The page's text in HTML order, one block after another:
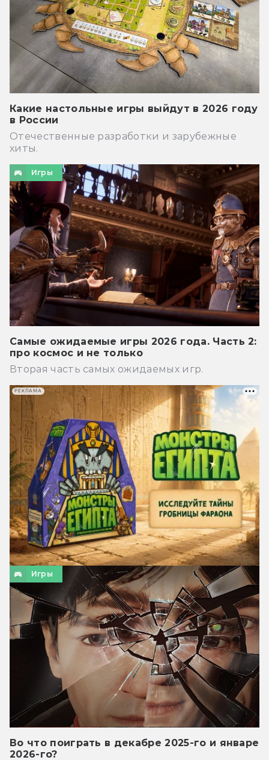
Какие настольные игры выйдут в 2026 году
в России
Отечественные разработки и зарубежные
хиты.
Игры
Самые ожидаемые игры 2026 года. Часть 2:
про космос и не только
Вторая часть самых ожидаемых игр.
Игры
Во что поиграть в декабре 2025-го и январе
2026-го?
РЕКЛАМА